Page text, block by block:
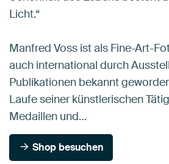
Licht.“
Manfred Voss ist als Fine-Art-
auch international durch
Publikationen bekannt
Laufe seiner künstlerischen
Medaillen und…
Shop besuchen